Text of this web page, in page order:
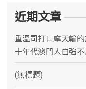
近期文章
重溫司打口摩天輪
十年代澳門人自強
(無標題)